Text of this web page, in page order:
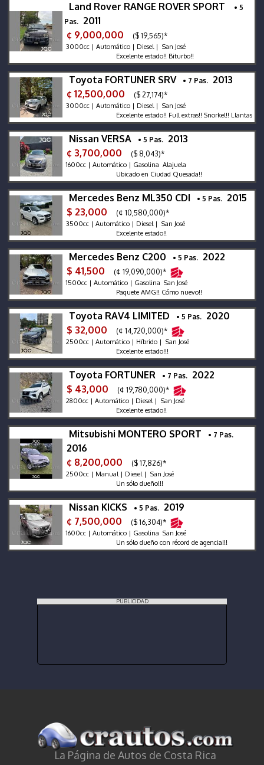
Land Rover RANGE ROVER SPORT
• 5
Pas. 2011
¢ 9,000,000
($ 19,565)*
3000cc | Automático | Diesel | San José
Excelente estado!! Biturbo!!
Toyota FORTUNER SRV • 7 Pas. 2013
¢ 12,500,000
($ 27,174)*
3000cc | Automático | Diesel | San José
Excelente estado!! Full extras!! Snorkel!! Llantas
Nissan VERSA • 5 Pas. 2013
¢ 3,700,000
($ 8,043)*
1600cc | Automático | Gasolina Alajuela
Ubicado en Ciudad Quesada!!
Mercedes Benz ML350 CDI • 5 Pas. 2015
$ 23,000
(¢ 10,580,000)*
3500cc | Automático | Diesel | San José
Excelente estado!!
Mercedes Benz C200 • 5 Pas. 2022
$ 41,500
(¢ 19,090,000)*
1500cc | Automático | Gasolina San José
Paquete AMG!! Cómo nuevo!!
Toyota RAV4 LIMITED • 5 Pas. 2020
$ 32,000
(¢ 14,720,000)*
2500cc | Automático | Híbrido | San José
Excelente estado!!!
Toyota FORTUNER • 7 Pas. 2022
$ 43,000
(¢ 19,780,000)*
2800cc | Automático | Diesel | San José
Excelente estado!!
Mitsubishi MONTERO SPORT • 7 Pas.
2016
¢ 8,200,000
($ 17,826)*
2500cc | Manual | Diesel | San José
Un sólo dueño!!!
Nissan KICKS • 5 Pas. 2019
¢ 7,500,000
($ 16,304)*
1600cc | Automático | Gasolina San José
Un sólo dueño con récord de agencia!!!
PUBLICIDAD
La Página de Autos de Costa Rica